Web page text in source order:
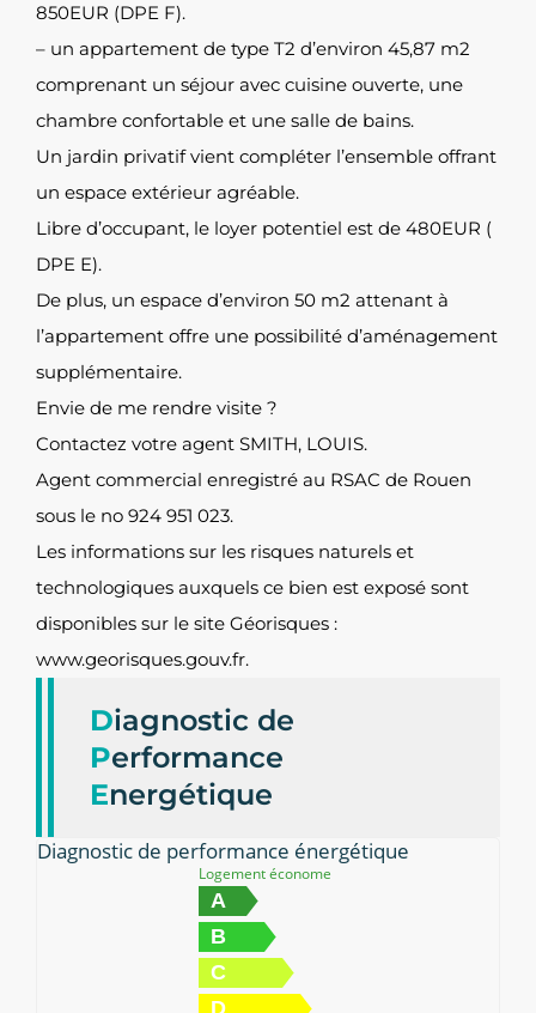
850EUR (DPE F).
– un appartement de type T2 d’environ 45,87 m2
comprenant un séjour avec cuisine ouverte, une
chambre confortable et une salle de bains.
Un jardin privatif vient compléter l’ensemble offrant
un espace extérieur agréable.
Libre d’occupant, le loyer potentiel est de 480EUR (
DPE E).
De plus, un espace d’environ 50 m2 attenant à
l’appartement offre une possibilité d’aménagement
supplémentaire.
Envie de me rendre visite ?
Contactez votre agent SMITH, LOUIS.
Agent commercial enregistré au RSAC de Rouen
sous le no 924 951 023.
Les informations sur les risques naturels et
technologiques auxquels ce bien est exposé sont
disponibles sur le site Géorisques :
www.georisques.gouv.fr.
Diagnostic de
Performance
Energétique
Diagnostic de performance énergétique
Logement économe
A
B
C
D